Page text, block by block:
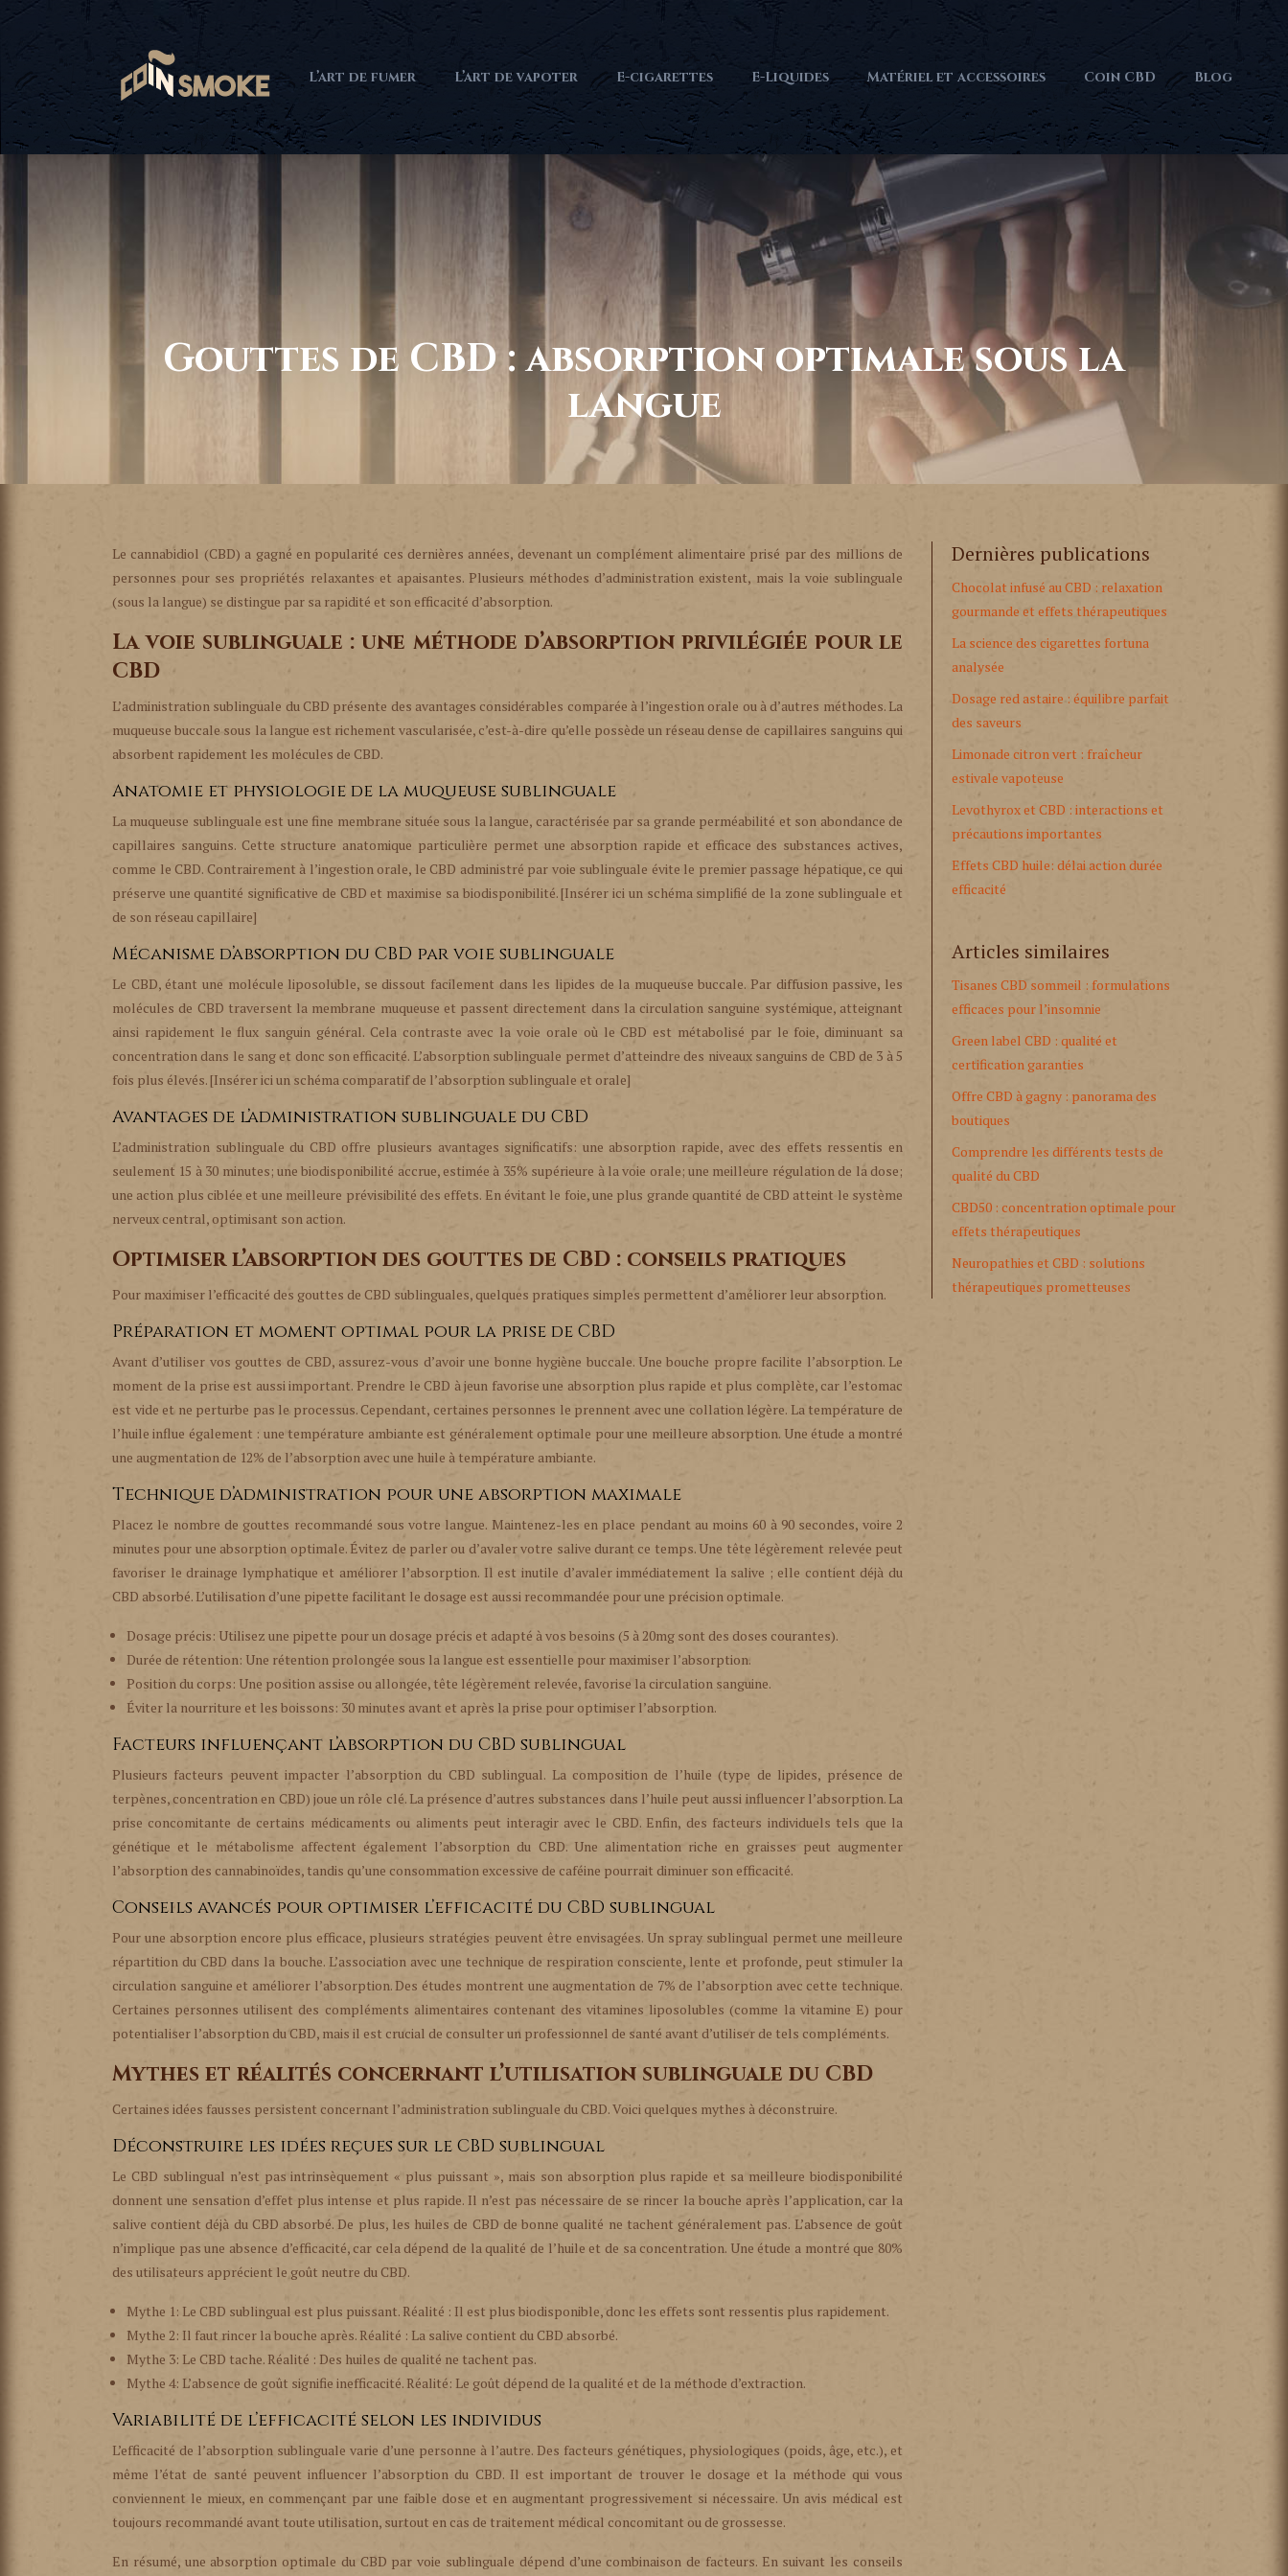
L’art de fumer L’art de vapoter E-cigarettes E-Liquides Matériel et accessoires Coin CBD Blog
Gouttes de CBD : absorption optimale sous la
langue
Le cannabidiol (CBD) a gagné en popularité ces dernières années, devenant un complément alimentaire prisé par des millions de
personnes pour ses propriétés relaxantes et apaisantes. Plusieurs méthodes d’administration existent, mais la voie sublinguale
(sous la langue) se distingue par sa rapidité et son efficacité d’absorption.
La voie sublinguale : une méthode d’absorption privilégiée pour le
CBD
L’administration sublinguale du CBD présente des avantages considérables comparée à l’ingestion orale ou à d’autres méthodes. La
muqueuse buccale sous la langue est richement vascularisée, c’est-à-dire qu’elle possède un réseau dense de capillaires sanguins qui
absorbent rapidement les molécules de CBD.
Anatomie et physiologie de la muqueuse sublinguale
La muqueuse sublinguale est une fine membrane située sous la langue, caractérisée par sa grande perméabilité et son abondance de
capillaires sanguins. Cette structure anatomique particulière permet une absorption rapide et efficace des substances actives,
comme le CBD. Contrairement à l’ingestion orale, le CBD administré par voie sublinguale évite le premier passage hépatique, ce qui
préserve une quantité significative de CBD et maximise sa biodisponibilité. [Insérer ici un schéma simplifié de la zone sublinguale et
de son réseau capillaire]
Mécanisme d’absorption du CBD par voie sublinguale
Le CBD, étant une molécule liposoluble, se dissout facilement dans les lipides de la muqueuse buccale. Par diffusion passive, les
molécules de CBD traversent la membrane muqueuse et passent directement dans la circulation sanguine systémique, atteignant
ainsi rapidement le flux sanguin général. Cela contraste avec la voie orale où le CBD est métabolisé par le foie, diminuant sa
concentration dans le sang et donc son efficacité. L’absorption sublinguale permet d’atteindre des niveaux sanguins de CBD de 3 à 5
fois plus élevés. [Insérer ici un schéma comparatif de l’absorption sublinguale et orale]
Avantages de l’administration sublinguale du CBD
L’administration sublinguale du CBD offre plusieurs avantages significatifs: une absorption rapide, avec des effets ressentis en
seulement 15 à 30 minutes; une biodisponibilité accrue, estimée à 35% supérieure à la voie orale; une meilleure régulation de la dose;
une action plus ciblée et une meilleure prévisibilité des effets. En évitant le foie, une plus grande quantité de CBD atteint le système
nerveux central, optimisant son action.
Optimiser l’absorption des gouttes de CBD : conseils pratiques
Pour maximiser l’efficacité des gouttes de CBD sublinguales, quelques pratiques simples permettent d’améliorer leur absorption.
Préparation et moment optimal pour la prise de CBD
Avant d’utiliser vos gouttes de CBD, assurez-vous d’avoir une bonne hygiène buccale. Une bouche propre facilite l’absorption. Le
moment de la prise est aussi important. Prendre le CBD à jeun favorise une absorption plus rapide et plus complète, car l’estomac
est vide et ne perturbe pas le processus. Cependant, certaines personnes le prennent avec une collation légère. La température de
l’huile influe également : une température ambiante est généralement optimale pour une meilleure absorption. Une étude a montré
une augmentation de 12% de l’absorption avec une huile à température ambiante.
Technique d’administration pour une absorption maximale
Placez le nombre de gouttes recommandé sous votre langue. Maintenez-les en place pendant au moins 60 à 90 secondes, voire 2
minutes pour une absorption optimale. Évitez de parler ou d’avaler votre salive durant ce temps. Une tête légèrement relevée peut
favoriser le drainage lymphatique et améliorer l’absorption. Il est inutile d’avaler immédiatement la salive ; elle contient déjà du
CBD absorbé. L’utilisation d’une pipette facilitant le dosage est aussi recommandée pour une précision optimale.
Dosage précis: Utilisez une pipette pour un dosage précis et adapté à vos besoins (5 à 20mg sont des doses courantes).
Durée de rétention: Une rétention prolongée sous la langue est essentielle pour maximiser l’absorption.
Position du corps: Une position assise ou allongée, tête légèrement relevée, favorise la circulation sanguine.
Éviter la nourriture et les boissons: 30 minutes avant et après la prise pour optimiser l’absorption.
Facteurs influençant l’absorption du CBD sublingual
Plusieurs facteurs peuvent impacter l’absorption du CBD sublingual. La composition de l’huile (type de lipides, présence de
terpènes, concentration en CBD) joue un rôle clé. La présence d’autres substances dans l’huile peut aussi influencer l’absorption. La
prise concomitante de certains médicaments ou aliments peut interagir avec le CBD. Enfin, des facteurs individuels tels que la
génétique et le métabolisme affectent également l’absorption du CBD. Une alimentation riche en graisses peut augmenter
l’absorption des cannabinoïdes, tandis qu’une consommation excessive de caféine pourrait diminuer son efficacité.
Conseils avancés pour optimiser l’efficacité du CBD sublingual
Pour une absorption encore plus efficace, plusieurs stratégies peuvent être envisagées. Un spray sublingual permet une meilleure
répartition du CBD dans la bouche. L’association avec une technique de respiration consciente, lente et profonde, peut stimuler la
circulation sanguine et améliorer l’absorption. Des études montrent une augmentation de 7% de l’absorption avec cette technique.
Certaines personnes utilisent des compléments alimentaires contenant des vitamines liposolubles (comme la vitamine E) pour
potentialiser l’absorption du CBD, mais il est crucial de consulter un professionnel de santé avant d’utiliser de tels compléments.
Mythes et réalités concernant l’utilisation sublinguale du CBD
Certaines idées fausses persistent concernant l’administration sublinguale du CBD. Voici quelques mythes à déconstruire.
Déconstruire les idées reçues sur le CBD sublingual
Le CBD sublingual n’est pas intrinsèquement « plus puissant », mais son absorption plus rapide et sa meilleure biodisponibilité
donnent une sensation d’effet plus intense et plus rapide. Il n’est pas nécessaire de se rincer la bouche après l’application, car la
salive contient déjà du CBD absorbé. De plus, les huiles de CBD de bonne qualité ne tachent généralement pas. L’absence de goût
n’implique pas une absence d’efficacité, car cela dépend de la qualité de l’huile et de sa concentration. Une étude a montré que 80%
des utilisateurs apprécient le goût neutre du CBD.
Mythe 1: Le CBD sublingual est plus puissant. Réalité : Il est plus biodisponible, donc les effets sont ressentis plus rapidement.
Mythe 2: Il faut rincer la bouche après. Réalité : La salive contient du CBD absorbé.
Mythe 3: Le CBD tache. Réalité : Des huiles de qualité ne tachent pas.
Mythe 4: L’absence de goût signifie inefficacité. Réalité: Le goût dépend de la qualité et de la méthode d’extraction.
Variabilité de l’efficacité selon les individus
L’efficacité de l’absorption sublinguale varie d’une personne à l’autre. Des facteurs génétiques, physiologiques (poids, âge, etc.), et
même l’état de santé peuvent influencer l’absorption du CBD. Il est important de trouver le dosage et la méthode qui vous
conviennent le mieux, en commençant par une faible dose et en augmentant progressivement si nécessaire. Un avis médical est
toujours recommandé avant toute utilisation, surtout en cas de traitement médical concomitant ou de grossesse.
En résumé, une absorption optimale du CBD par voie sublinguale dépend d’une combinaison de facteurs. En suivant les conseils
Dernières publications
Chocolat infusé au CBD : relaxation
gourmande et effets thérapeutiques
La science des cigarettes fortuna
analysée
Dosage red astaire : équilibre parfait
des saveurs
Limonade citron vert : fraîcheur
estivale vapoteuse
Levothyrox et CBD : interactions et
précautions importantes
Effets CBD huile: délai action durée
efficacité
Articles similaires
Tisanes CBD sommeil : formulations
efficaces pour l’insomnie
Green label CBD : qualité et
certification garanties
Offre CBD à gagny : panorama des
boutiques
Comprendre les différents tests de
qualité du CBD
CBD50 : concentration optimale pour
effets thérapeutiques
Neuropathies et CBD : solutions
thérapeutiques prometteuses